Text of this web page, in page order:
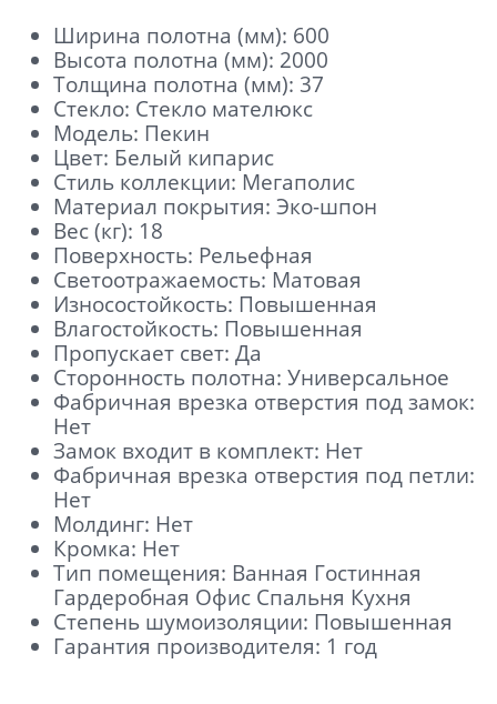
Ширина полотна (мм): 600
Высота полотна (мм): 2000
Толщина полотна (мм): 37
Стекло: Стекло мателюкс
Модель: Пекин
Цвет: Белый кипарис
Стиль коллекции: Мегаполис
Материал покрытия: Эко-шпон
Вес (кг): 18
Поверхность: Рельефная
Светоотражаемость: Матовая
Износостойкость: Повышенная
Влагостойкость: Повышенная
Пропускает свет: Да
Сторонность полотна: Универсальное
Фабричная врезка отверстия под замок:
Нет
Замок входит в комплект: Нет
Фабричная врезка отверстия под петли:
Нет
Молдинг: Нет
Кромка: Нет
Тип помещения: Ванная Гостинная
Гардеробная Офис Спальня Кухня
Степень шумоизоляции: Повышенная
Гарантия производителя: 1 год
Отправить
Нажимая кнопку «Отправить», Вы